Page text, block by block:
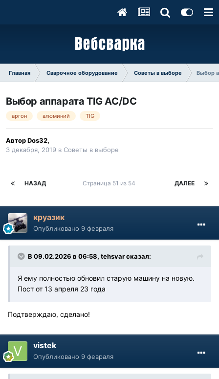
Главная Сварочное оборудование Советы в выборе Выбор
Выбор аппарата TIG AC/DC
аргон алюминий TIG
АвторDos32,
3 декабря, 2019 в Советы в выборе
НАЗАД ДАЛЕЕ
Страница 51 из 54
круазик
Опубликовано 9 февраля
В 09.02.2026 в 06:58, tehsvarсказал:
Я ему полностью обновил старую машину на новую.
Пост от 13 апреля 23 года
Подтверждаю, сделано!
vistek
Опубликовано 9 февраля